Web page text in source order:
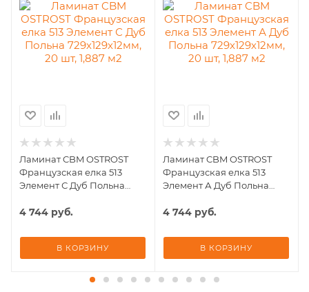
Ламинат CBM OSTROST
Французская елка 513
Элемент С Дуб Польна
м2
4 744 руб.
В КОРЗИНУ
Ламинат CBM OSTROST
Французская елка 513
Элемент А Дуб Польна
м2
4 744 руб.
В КОРЗИНУ